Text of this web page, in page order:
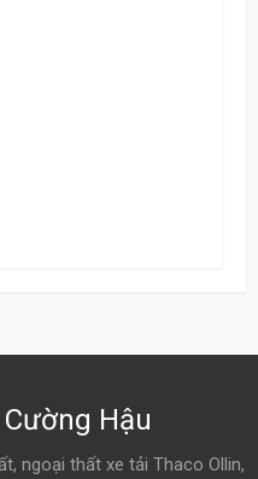
Hậu
ngoại thất xe tải Thaco Ollin,